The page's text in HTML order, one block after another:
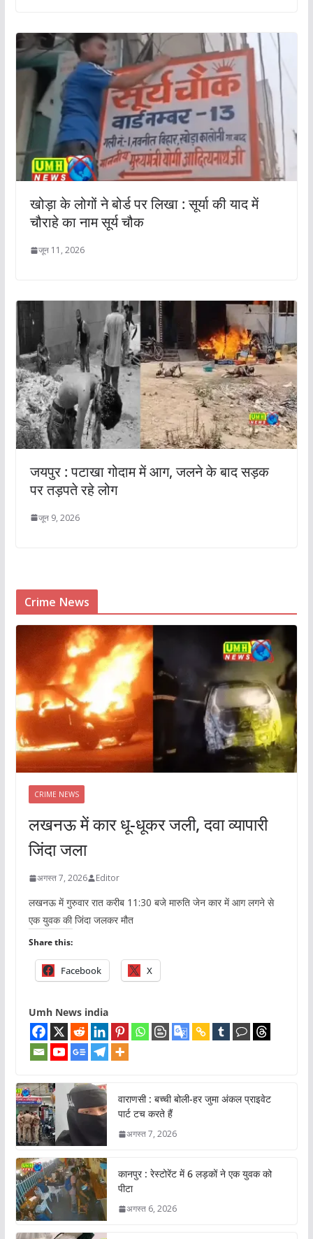
खोड़ा के लोगों ने बोर्ड पर लिखा : सूर्या की याद में
चौराहे का नाम सूर्य चौक
जून 11, 2026
जयपुर : पटाखा गोदाम में आग, जलने के बाद सड़क
पर तड़पते रहे लोग
जून 9, 2026
Crime News
CRIME NEWS
लखनऊ में कार धू-धूकर जली, दवा व्यापारी
जिंदा जला
अगस्त 7, 2026 Editor
लखनऊ में गुरुवार रात करीब 11:30 बजे मारुति जेन कार में आग लगने से
एक युवक की जिंदा जलकर मौत
Share this:
Facebook X
Umh News india
वाराणसी : बच्ची बोली-हर जुमा अंकल प्राइवेट
पार्ट टच करते हैं
अगस्त 7, 2026
कानपुर : रेस्टोरेंट में 6 लड़कों ने एक युवक को
पीटा
अगस्त 6, 2026